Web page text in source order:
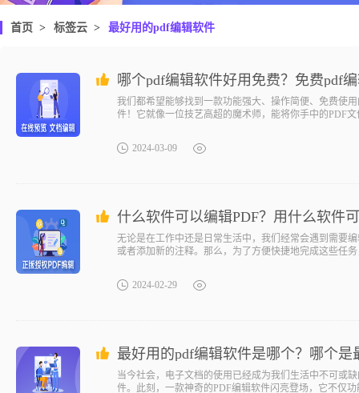
首页 > 标签云 > 最好用的pdf编辑软件
哪个pdf编辑软件好用免费？免费pdf
我们都希望能够找到一款功能强大、操作简便、免费使
件！它就像一位技艺高超的魔术师，能将你手中的PDF
2024-03-09
什么软件可以编辑PDF？用什么软件
无论是在工作中还是日常生活中，我们经常会遇到需要
或者添加新的注释。那么，为了方便快捷地完成这些任
什么软件最好呢？让我来告诉你一个小秘密，一个让你事
2024-02-29
最好用的pdf编辑软件是哪个？哪个是
当今社会，电子文档的使用已经成为我们生活中不可或
件。此刻，一款神奇的PDF编辑软件闪亮登场，它不仅